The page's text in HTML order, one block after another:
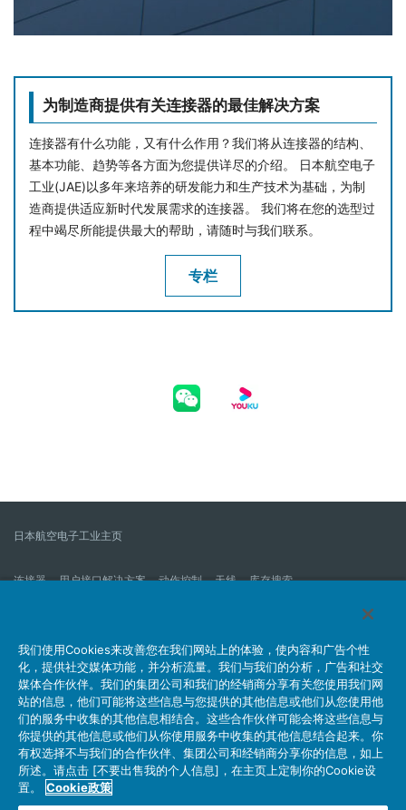
为制造商提供有关连接器的最佳解决方案
连接器有什么功能，又有什么作用？我们将从连接器的结构、
基本功能、趋势等各方面为您提供详尽的介绍。 日本航空电子
工业(JAE)以多年来培养的研发能力和生产技术为基础，为制
造商提供适应新时代发展需求的连接器。 我们将在您的选型过
程中竭尽所能提供最大的帮助，请随时与我们联系。
专栏
日本航空电子工业主页
连接器 用户接口解决方案 动作控制 天线 库存搜索
我们的公司 企业社会责任 IR消息 公司新到信息列表
产品信息新的列表
网站地图
联系我们
个人信息保护方针 JAE Cookie政策
关于利用本网站
社交媒体官方账号运营方针
我们使用Cookies来改善您在我们网站上的体验，使内容和广告个性
化，提供社交媒体功能，并分析流量。我们与我们的分析，广告和社交
媒体合作伙伴。我们的集团公司和我们的经销商分享有关您使用我们网
站的信息，他们可能将这些信息与您提供的其他信息或他们从您使用他
们的服务中收集的其他信息相结合。这些合作伙伴可能会将这些信息与
你提供的其他信息或他们从你使用服务中收集的其他信息结合起来。你
有权选择不与我们的合作伙伴、集团公司和经销商分享你的信息，如上
所述。请点击 [不要出售我的个人信息]，在主页上定制你的Cookie设
置。
Cookie政策